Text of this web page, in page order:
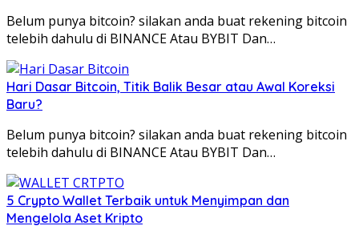
Belum punya bitcoin? silakan anda buat rekening bitcoin
telebih dahulu di BINANCE Atau BYBIT Dan…
Hari Dasar Bitcoin, Titik Balik Besar atau Awal Koreksi
Baru?
Belum punya bitcoin? silakan anda buat rekening bitcoin
telebih dahulu di BINANCE Atau BYBIT Dan…
5 Crypto Wallet Terbaik untuk Menyimpan dan
Mengelola Aset Kripto